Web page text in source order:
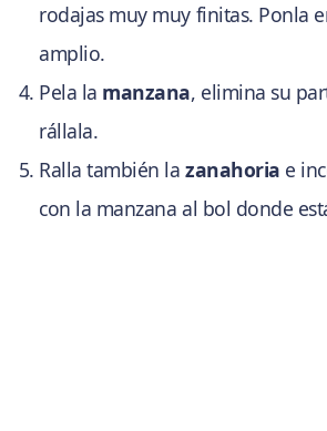
rodajas muy muy finitas. Ponla
amplio.
Pela la manzana, elimina su
rállala.
Ralla también lazanahoria e
con la manzana al bol donde